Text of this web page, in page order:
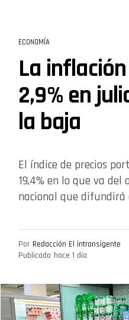
ECONOMÍA
La
2,9% en
la baja
El índice de precios
19,4% en lo que va
nacional que difundirá
Por Redacción El intransigente
Publicado hace 1 día